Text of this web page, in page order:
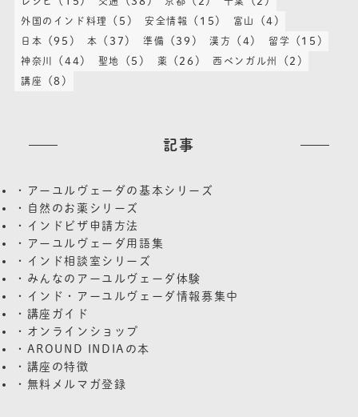
外国のインド料理 (5) 安全情報 (15) 富山 (4)
日本 (95) 本 (37) 準備 (39) 漢方 (4) 留学 (15)
神奈川 (44) 聖地 (5) 薬 (26) 西ベンガル州 (2)
講座 (8)
記事
・アーユルヴェーダの基本シリーズ
・自然のお薬シリーズ
・インドビザ申請方法
・アーユルヴェーダ用語集
・インド相談室シリーズ
・みんなのアーユルヴェーダ体験
・インド・アーユルヴェーダ情報募集中
・講座ガイド
・オンラインショップ
・AROUND INDIAの本
・講座の特徴
・無料メルマガ登録